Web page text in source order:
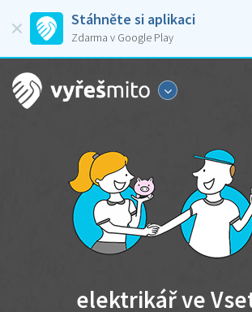
Stáhněte si aplikaci
Zdarma v Google Play
elektrikář ve